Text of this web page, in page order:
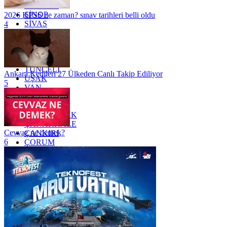
SAMSUN
SİNOP
SİVAS
SİİRT
TEKİRDAĞ
TOKAT
TRABZON
TUNCELİ
UŞAK
VAN
YALOVA
YOZGAT
ZONGULDAK
ÇANAKKALE
ÇANKIRI
ÇORUM
İSTANBUL
İZMİR
ŞANLIURFA
ŞIRNAK
2026 KPSS ne zaman? sınav tarihleri belli oldu
4
Ankara Kedileri 27 Ülkeden Canlı Takip Ediliyor
5
Cevvaz ne demek?
6